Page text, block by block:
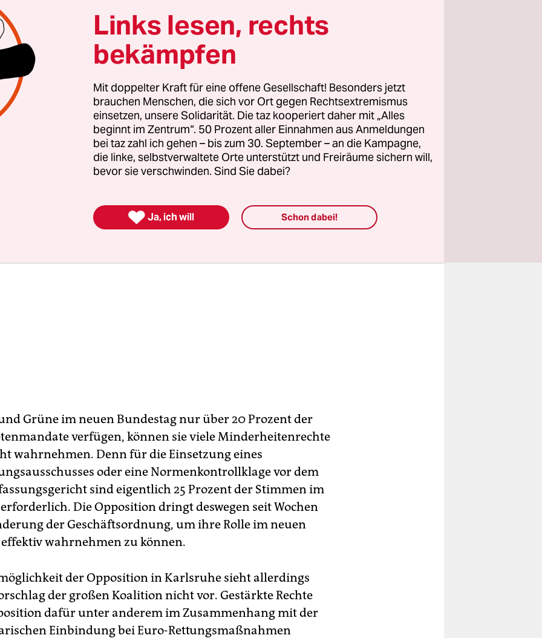
gemeinsam beantragen können, auch
die dafür eigentlich benötigten 25 Prozent Zustimmung
haben.
der großen Koalition, der AFP vorliegt, sieht nun vor,
bereits dann einberufen werden
alle Mitglieder der Nicht-Regierungsfraktionen dies
einem solchen Ausschuss sollen die
dann mindestens 25 Prozent der Mitglieder
Grüne im neuen Bundestag nur über 20 Prozent der
verfügen, können sie viele Minderheitenrechte
wahrnehmen. Denn für die Einsetzung eines
oder eine Normenkontrollklage vor dem
sind eigentlich 25 Prozent der Stimmen im
Die Opposition dringt deswegen seit Wochen
der Geschäftsordnung, um ihre Rolle im neuen
wahrnehmen zu können.
der Opposition in Karlsruhe sieht allerdings
der großen Koalition nicht vor. Gestärkte Rechte
dafür unter anderem im Zusammenhang mit der
Einbindung bei Euro-Rettungsmaßnahmen
Links lesen, rechts
bekämpfen
Mit doppelter Kraft für eine offene Gesellschaft! Besonders jetzt
brauchen Menschen, die sich vor Ort gegen Rechtsextremismus
einsetzen, unsere Solidarität. Die taz kooperiert daher mit „Alles
beginnt im Zentrum“. 50 Prozent aller Einnahmen aus Anmeldungen
bei taz zahl ich gehen – bis zum 30. September – an die Kampagne,
die linke, selbstverwaltete Orte unterstützt und Freiräume sichern will,
bevor sie verschwinden. Sind Sie dabei?
 Ja, ich will Schon dabei!